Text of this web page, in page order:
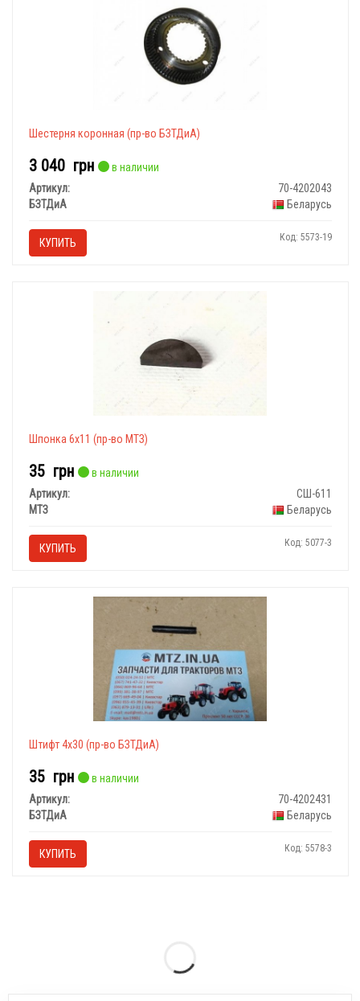
Шестерня коронная (пр-во БЗТДиА)
3 040 грн
в наличии
Артикул:
70-4202043
БЗТДиА
Беларусь
КУПИТЬ Код: 5573-19
Шпонка 6х11 (пр-во МТЗ)
35 грн
в наличии
Артикул:
СШ-611
МТЗ
Беларусь
КУПИТЬ Код: 5077-3
Штифт 4х30 (пр-во БЗТДиА)
35 грн
в наличии
Артикул:
70-4202431
БЗТДиА
Беларусь
КУПИТЬ Код: 5578-3